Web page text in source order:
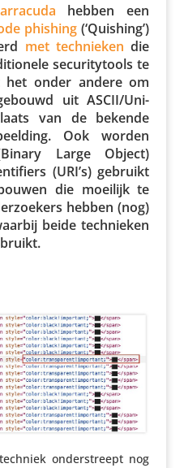
hebben een
phishing(‘Quishing’)
met tech­nieken die
secu­ri­ty­tools te
het onder andere om
uit ASCI­I/U­ni­
van de bekende
Ook worden
Large Object)
(URI’s) gebruikt
die moeilijk te
hebben (nog)
beide tech­nieken
onder­streept nog